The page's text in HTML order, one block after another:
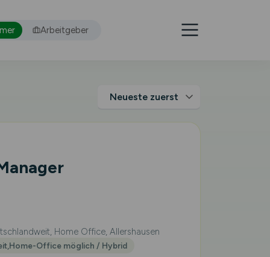
Arbeitgeber
Home Office, Allershausen
Office möglich / Hybrid